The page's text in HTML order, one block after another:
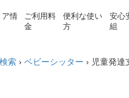
ア情
ご利用料
金
便利な使い
方
安心
組
索 › ベビーシッター › 児童発達